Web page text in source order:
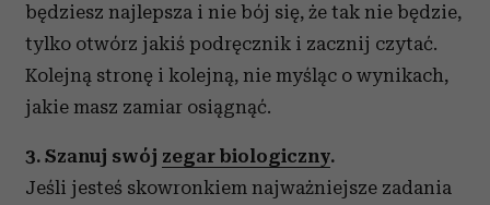
będziesz najlepsza i nie bój się, że tak nie będzie,
tylko otwórz jakiś podręcznik i zacznij czytać.
Kolejną stronę i kolejną, nie myśląc o wynikach,
jakie masz zamiar osiągnąć.
3. Szanuj swój zegar biologiczny.
Jeśli jesteś skowronkiem najważniejsze zadania